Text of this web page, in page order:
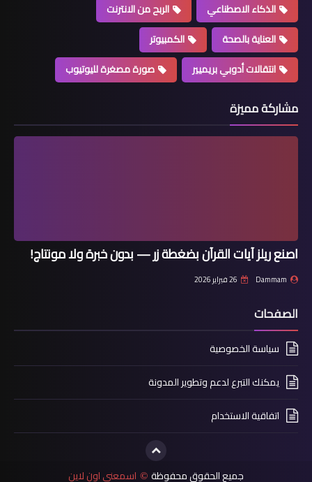
الذكاء الاصطناعي
الربح من الانترنت
العناية بالصحة
الكمبيوتر
انتقالات أدوبي بريميير
صورة مصغرة لليوتيوب
مشاركة مميزة
اصنع ريلز آيات القرآن بضغطة زر — بدون خبرة ولا مونتاج!
Dammam 26 فبراير 2026
الصفحات
سياسة الخصوصية
يمكنك التبرع لدعم وتطوير المدونة
اتفاقية الاستخدام
جميع الحقوق محفوظة © اسمعني اون لاين